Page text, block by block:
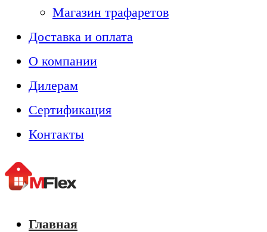
Магазин трафаретов
Доставка и оплата
О компании
Дилерам
Сертификация
Контакты
Главная